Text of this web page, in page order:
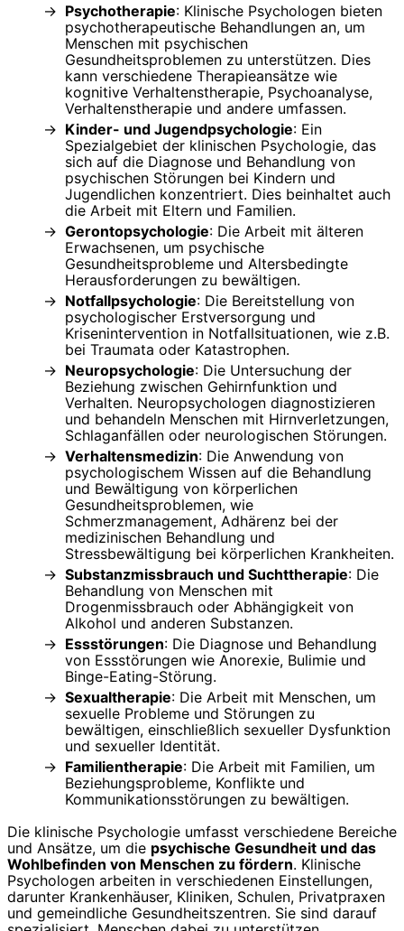
Psychotherapie: Klinische Psychologen bieten
psychotherapeutische Behandlungen an, um
Menschen mit psychischen
Gesundheitsproblemen zu unterstützen. Dies
kann verschiedene Therapieansätze wie
kognitive Verhaltenstherapie, Psychoanalyse,
Verhaltenstherapie und andere umfassen.
Kinder- und Jugendpsychologie: Ein
Spezialgebiet der klinischen Psychologie, das
sich auf die Diagnose und Behandlung von
psychischen Störungen bei Kindern und
Jugendlichen konzentriert. Dies beinhaltet auch
die Arbeit mit Eltern und Familien.
Gerontopsychologie: Die Arbeit mit älteren
Erwachsenen, um psychische
Gesundheitsprobleme und Altersbedingte
Herausforderungen zu bewältigen.
Notfallpsychologie: Die Bereitstellung von
psychologischer Erstversorgung und
Krisenintervention in Notfallsituationen, wie z.B.
bei Traumata oder Katastrophen.
Neuropsychologie: Die Untersuchung der
Beziehung zwischen Gehirnfunktion und
Verhalten. Neuropsychologen diagnostizieren
und behandeln Menschen mit Hirnverletzungen,
Schlaganfällen oder neurologischen Störungen.
Verhaltensmedizin: Die Anwendung von
psychologischem Wissen auf die Behandlung
und Bewältigung von körperlichen
Gesundheitsproblemen, wie
Schmerzmanagement, Adhärenz bei der
medizinischen Behandlung und
Stressbewältigung bei körperlichen Krankheiten.
Substanzmissbrauch und Suchttherapie: Die
Behandlung von Menschen mit
Drogenmissbrauch oder Abhängigkeit von
Alkohol und anderen Substanzen.
Essstörungen: Die Diagnose und Behandlung
von Essstörungen wie Anorexie, Bulimie und
Binge-Eating-Störung.
Sexualtherapie: Die Arbeit mit Menschen, um
sexuelle Probleme und Störungen zu
bewältigen, einschließlich sexueller Dysfunktion
und sexueller Identität.
Familientherapie: Die Arbeit mit Familien, um
Beziehungsprobleme, Konflikte und
Kommunikationsstörungen zu bewältigen.
Die klinische Psychologie umfasst verschiedene Bereiche
und Ansätze, um die psychische Gesundheit und das
Wohlbefinden von Menschen zu fördern. Klinische
Psychologen arbeiten in verschiedenen Einstellungen,
darunter Krankenhäuser, Kliniken, Schulen, Privatpraxen
und gemeindliche Gesundheitszentren. Sie sind darauf